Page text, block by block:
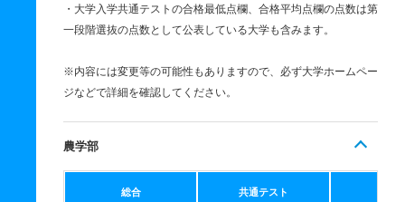
・大学入学共通テストの合格最低点欄、合格平均点欄の点数は第
一段階選抜の点数として公表している大学も含みます。
※内容には変更等の可能性もありますので、必ず大学ホームペー
ジなどで詳細を確認してください。
農学部
総合 共通テスト